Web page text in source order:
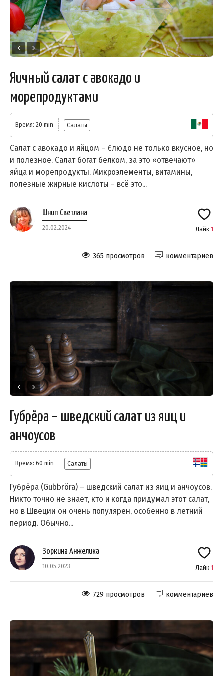
Яичный салат с авокадо и
морепродуктами
Время: 20 min Салаты
Салат с авокадо и яйцом – блюдо не только вкусное, но
и полезное. Салат богат белком, за это «отвечают»
яйца и морепродукты. Микроэлементы, витамины,
полезные жирные кислоты – всё это...
Шнип Светлана
20.02.2024 Лайк 1
комментариев
365 просмотров
Губрёра – шведский салат из яиц и
анчоусов
Время: 60 min Салаты
Губрёра (Gubbröra) – шведский салат из яиц и анчоусов.
Никто точно не знает, кто и когда придумал этот салат,
но в Швеции он очень популярен, особенно в летний
период. Обычно...
Зоркина Анжелика
10.05.2023 Лайк 1
комментариев
729 просмотров